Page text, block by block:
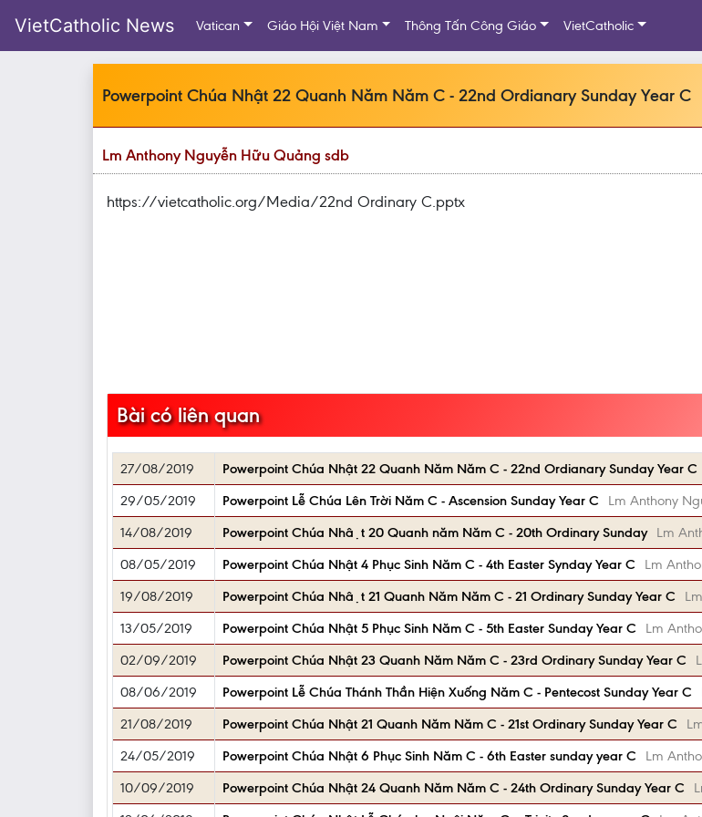
VietCatholic News Vatican Giáo Hội Việt Nam Thông Tấn Công Giáo VietCatholic
Powerpoint Chúa Nhật 22 Quanh Năm Năm C - 22nd Ordianary Sunday Year C
Lm Anthony Nguyễn Hữu Quảng sdb
https://vietcatholic.org/Media/22nd Ordinary C.pptx
Bài có liên quan
27/08/2019 Powerpoint Chúa Nhật 22 Quanh Năm Năm C - 22nd Ordianary Sunday Year C
29/05/2019
Powerpoint Lễ Chúa Lên Trời Năm C - Ascension Sunday Year C
Lm Anthony
14/08/2019
Powerpoint Chúa Nhật 20 Quanh năm Năm C - 20th Ordinary Sunday
Lm
08/05/2019
Powerpoint Chúa Nhật 4 Phục Sinh Năm C - 4th Easter Synday Year C
Lm
19/08/2019
Powerpoint Chúa Nhật 21 Quanh Năm Năm C - 21 Ordinary Sunday Year C
13/05/2019
Powerpoint Chúa Nhật 5 Phục Sinh Năm C - 5th Easter Sunday Year C
Lm
02/09/2019
Powerpoint Chúa Nhật 23 Quanh Năm Năm C - 23rd Ordinary Sunday Year C
08/06/2019
Powerpoint Lễ Chúa Thánh Thần Hiện Xuống Năm C - Pentecost Sunday Year C
21/08/2019
Powerpoint Chúa Nhật 21 Quanh Năm Năm C - 21st Ordinary Sunday Year C
24/05/2019
Powerpoint Chúa Nhật 6 Phục Sinh Năm C - 6th Easter sunday year C
Lm
10/09/2019
Powerpoint Chúa Nhật 24 Quanh Năm Năm C - 24th Ordinary Sunday Year C